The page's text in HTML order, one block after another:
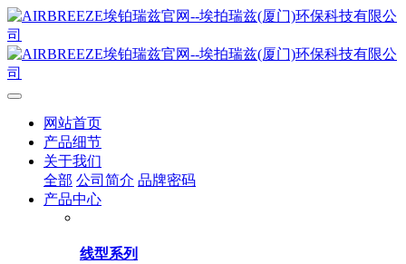
网站首页
产品细节
关于我们
全部 公司简介 品牌密码
产品中心
线型系列